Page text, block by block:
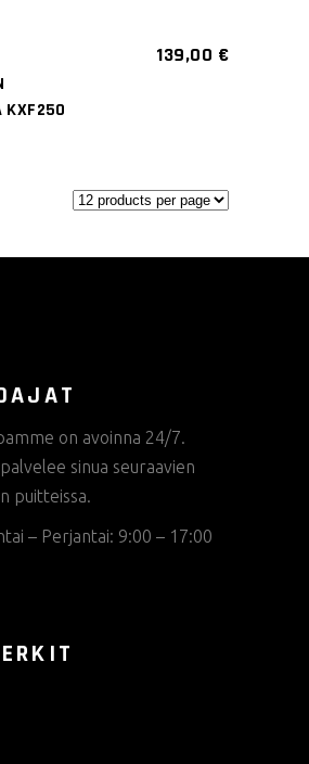
on
valinnat
KXF250
139,00 €
on avoinna 24/7.
sinua seuraavien
puitteissa.
– Perjantai: 9:00 – 17:00